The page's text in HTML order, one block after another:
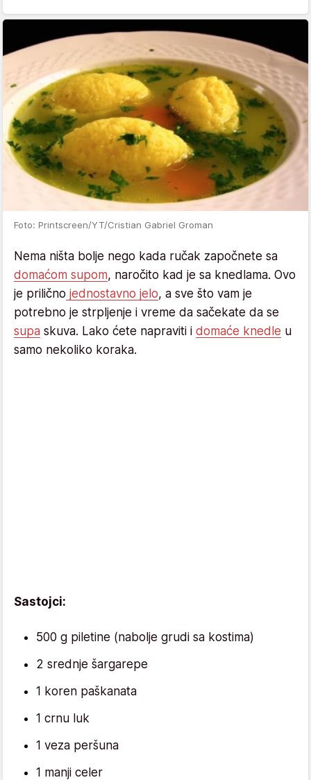
Foto: Printscreen/YT/Cristian Gabriel Groman
Nema ništa bolje nego kada ručak započnete sa
domaćom supom, naročito kad je sa knedlama. Ovo
je prilično jednostavno jelo, a sve što vam je
potrebno je strpljenje i vreme da sačekate da se
supa skuva. Lako ćete napraviti i domaće knedle u
samo nekoliko koraka.
Sastojci:
500 g piletine (nabolje grudi sa kostima)
2 srednje šargarepe
1 koren paškanata
1 crnu luk
1 veza peršuna
1 manji celer